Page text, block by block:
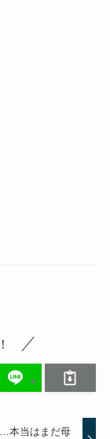
本当はまだ母